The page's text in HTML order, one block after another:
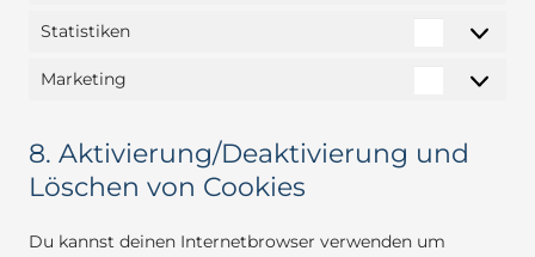
Statistiken
Marketing
8. Aktivierung/Deaktivierung und
Löschen von Cookies
Du kannst deinen Internetbrowser verwenden um